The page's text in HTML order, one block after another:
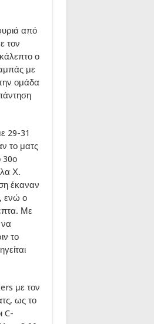
από
τον
ο
με
ομάδα
29-31
το ματς
30ο
Χ.
έκαναν
ενώ ο
Με
το
με τον
ως το
C-